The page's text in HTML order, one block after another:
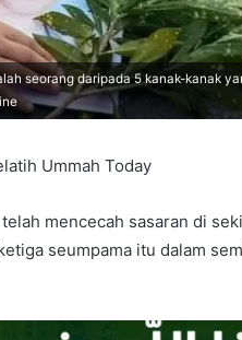
seorang daripada 5 kanak-kanak
Ummah Today
mencecah sasaran di
seumpama itu dalam